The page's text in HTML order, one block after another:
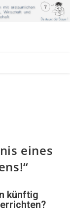
eines
künftig